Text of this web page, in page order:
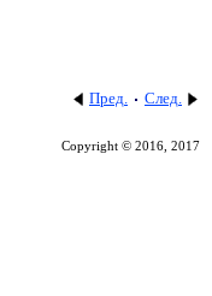
Пред. След.
Copyright © 2016, 2017